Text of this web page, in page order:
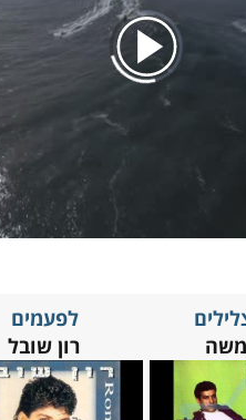
משה
לפעמים
רון שובל